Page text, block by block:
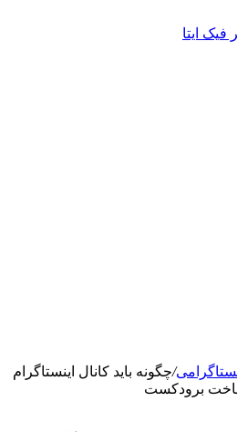
فیک ایتا
/چگونه باید کانال اینستاگرام
برودکست